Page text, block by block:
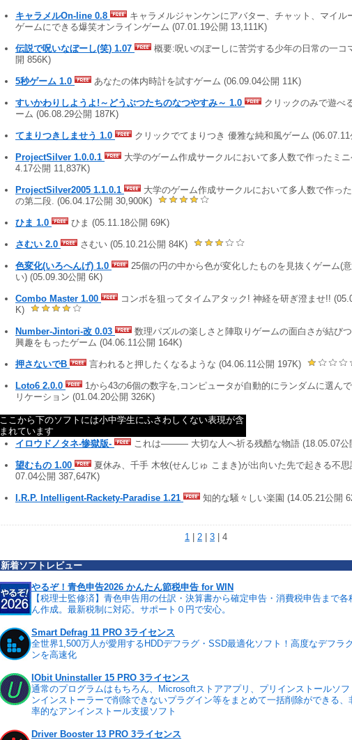
キャラメルOn-line 0.8
キャラメルジャンケンにアバター、チャット、マイル
ゲームにできる爆笑オンラインゲーム (07.01.19公開 13,111K)
伝説で呪いなぼーし(笑) 1.07
概要:呪いのぼーしに苦労する少年の日常の一コ
開 856K)
5秒ゲーム 1.0 あなたの体内時計を試すゲーム (06.09.04公開 11K)
すいかわりしようよ!～どうぶつたちのなつやすみ～ 1.0
クリックのみで遊べ
ーム (06.08.29公開 187K)
てまりつきしませう 1.0 クリックでてまりつき 優雅な純和風ゲーム
ProjectSilver 1.0.0.1
大学のゲーム作成サークルにおいて多人数で作ったミ
4.17公開 11,837K)
ProjectSilver2005 1.1.0.1
大学のゲーム作成サークルにおいて多人数で作っ
の第二段. (06.04.17公開 30,900K)
ひま 1.0 ひま (05.11.18公開 69K)
さむい 2.0 さむい (05.10.21公開 84K)
色変化(いろへんげ) 1.0
25個の円の中から色が変化したものを見抜くゲーム(
い) (05.09.30公開 6K)
Combo Master 1.00
コンボを狙ってタイムアタック! 神経を研ぎ澄ませ!!
K)
Number-Jintori-改 0.03
数理パズルの楽しさと陣取りゲームの面白さが結び
興趣をもったゲーム (04.06.11公開 164K)
押さないでB 言われると押したくなるような (04.06.11公開 197K)
Loto6 2.0.0
1から43の6個の数字を,コンピュータが自動的にランダムに選ん
リケーション (01.04.20公開 326K)
ここから下のソフトには小中学生にふさわしくない表現が含
まれています
イロウドノタネ-惨獄版-
これは――― 大切な人へ祈る残酷な物語 (18.05.07公
望むもの 1.00
夏休み、千手 木牧(せんじゅ こまき)が出向いた先で起きる不思
07.04公開 387,647K)
I.R.P. Intelligent-Rackety-Paradise 1.21 知的な騒々しい楽園 (14.05.21公開
1 | 2 | 3 | 4
新着ソフトレビュー
やるぞ！青色申告2026 かんたん節税申告 for WIN
【税理士監修済】青色申告用の仕訳・決算書から確定申告・消費税申告まで各
ん作成。最新税制に対応。サポート０円で安心。
Smart Defrag 11 PRO 3ライセンス
全世界1,500万人が愛用するHDDデフラグ・SSD最適化ソフト！高度なデフラ
ンを高速化
IObit Uninstaller 15 PRO 3ライセンス
通常のプログラムはもちろん、Microsoftストアアプリ、プリインストールソ
ンインストーラーで削除できないプラグイン等をまとめて一括削除ができる、
率的なアンインストール支援ソフト
Driver Booster 13 PRO 3ライセンス